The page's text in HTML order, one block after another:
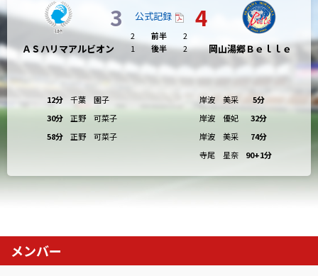
ＡＳハリマアルビオン
12分
千葉 園子
30分
正野 可菜子
58分
正野 可菜子
3 公式記録 4
2 前半
2
1
後半 2 岡山湯郷Ｂｅｌｌｅ
岸波 美采
5分
岸波 優妃
32分
岸波 美采
74分
寺尾 星奈
90+1分
メンバー